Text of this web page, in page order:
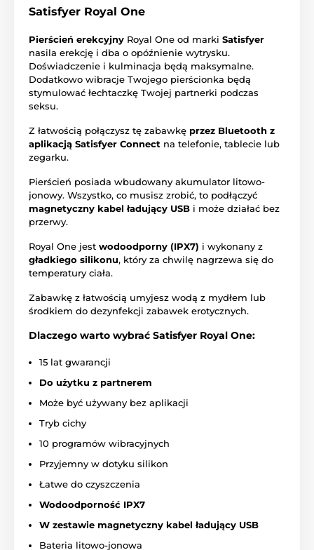
Satisfyer Royal One
Pierścień erekcyjny Royal One od marki Satisfyer
nasila erekcję i dba o opóźnienie wytrysku.
Doświadczenie i kulminacja będą maksymalne.
Dodatkowo wibracje Twojego pierścionka będą
stymulować łechtaczkę Twojej partnerki podczas
seksu.
Z łatwością połączysz tę zabawkę przez Bluetooth z
aplikacją Satisfyer Connect na telefonie, tablecie lub
zegarku.
Pierścień posiada wbudowany akumulator litowo-
jonowy. Wszystko, co musisz zrobić, to podłączyć
magnetyczny kabel ładujący USB i może działać bez
przerwy.
Royal One jest wodoodporny (IPX7) i wykonany z
gładkiego silikonu, który za chwilę nagrzewa się do
temperatury ciała.
Zabawkę z łatwością umyjesz wodą z mydłem lub
środkiem do dezynfekcji zabawek erotycznych.
Dlaczego warto wybrać Satisfyer Royal One:
15 lat gwarancji
Do użytku z partnerem
Może być używany bez aplikacji
Tryb cichy
10 programów wibracyjnych
Przyjemny w dotyku silikon
Łatwe do czyszczenia
Wodoodporność IPX7
W zestawie magnetyczny kabel ładujący USB
Bateria litowo-jonowa